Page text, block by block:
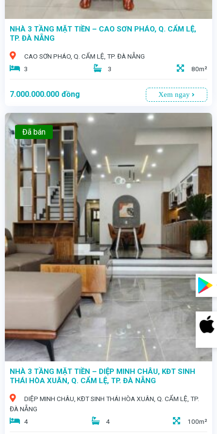
NHÀ 3 TẦNG MẶT TIỀN – CAO SƠN PHÁO, Q. CẨM LỆ,
TP. ĐÀ NẴNG
CAO SƠN PHÁO, Q. CẨM LỆ, TP. ĐÀ NẴNG
3
3 80m²
7.000.000.000 đồng Xem ngay
Đã bán
NHÀ 3 TẦNG MẶT TIỀN – DIỆP MINH CHÂU, KĐT SINH
THÁI HÒA XUÂN, Q. CẨM LỆ, TP. ĐÀ NẴNG
DIỆP MINH CHÂU, KĐT SINH THÁI HÒA XUÂN, Q. CẨM LỆ, TP.
ĐÀ NẴNG
4
4 100m²